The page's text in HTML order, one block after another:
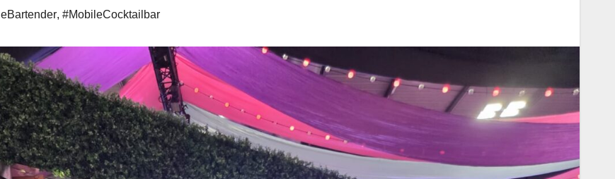
, #MobileCocktailbar